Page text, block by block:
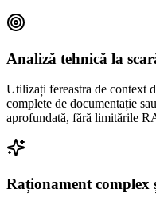
Analiză tehnică la
Utilizați fereastra de context
complete de documentație
aprofundată, fără limitările
Raționament complex